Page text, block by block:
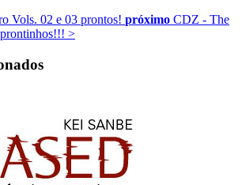
Vols. 02 e 03 prontos! próximo CDZ - The
>